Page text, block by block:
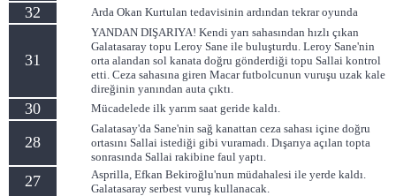
32 Arda Okan Kurtulan tedavisinin ardından tekrar oyunda
31
YANDAN DIŞARIYA! Kendi yarı sahasından hızlı çıkan
Galatasaray topu Leroy Sane ile buluşturdu. Leroy Sane'nin
orta alandan sol kanata doğru gönderdiği topu Sallai kontrol
etti. Ceza sahasına giren Macar futbolcunun vuruşu uzak kale
direğinin yanından auta çıktı.
30 Mücadelede ilk yarım saat geride kaldı.
28
Galatasay'da Sane'nin sağ kanattan ceza sahası içine doğru
ortasını Sallai istediği gibi vuramadı. Dışarıya açılan topta
sonrasında Sallai rakibine faul yaptı.
27
Asprilla, Efkan Bekiroğlu'nun müdahalesi ile yerde kaldı.
Galatasaray serbest vuruş kullanacak.